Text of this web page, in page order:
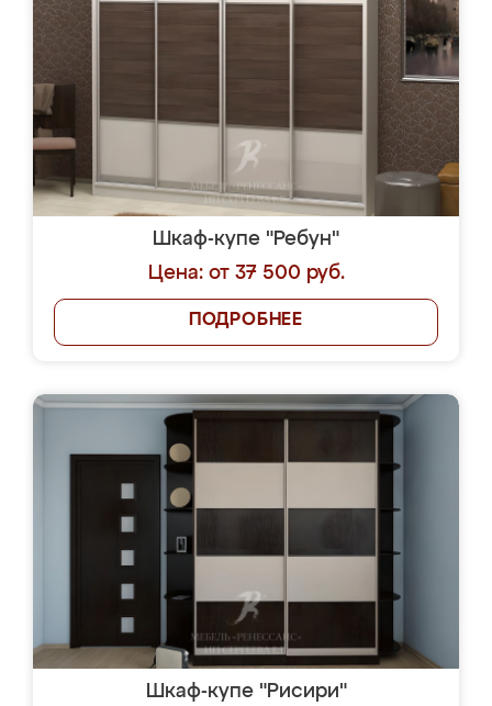
Шкаф-купе "Ребун"
Цена: от 37 500 руб.
ПОДРОБНЕЕ
Шкаф-купе "Рисири"